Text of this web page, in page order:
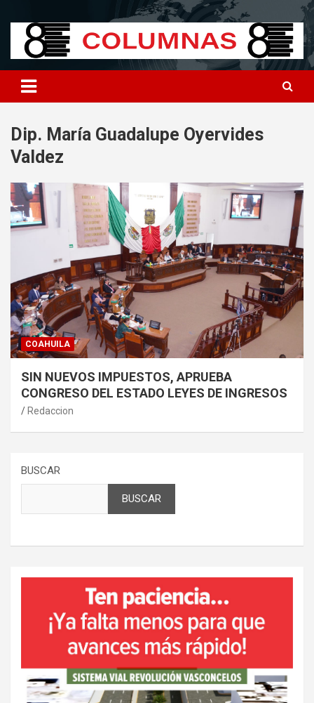
content
8columnas
Dip. María Guadalupe Oyervides
Valdez
COAHUILA
SIN NUEVOS IMPUESTOS, APRUEBA
CONGRESO DEL ESTADO LEYES DE INGRESOS
Redaccion
BUSCAR
BUSCAR